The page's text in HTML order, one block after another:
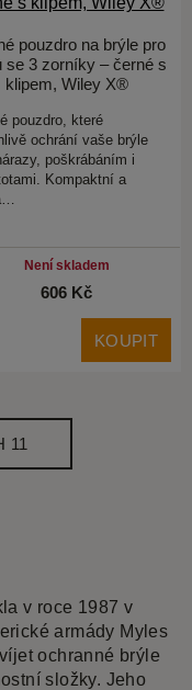
pouzdro na brýle pro
se 3 zorníky – černé s
klipem, Wiley X®
pouzdro, které
ochrání vaše brýle
poškrábáním i
Kompaktní a
Není skladem
606 Kč
KOUPIT
11
v roce 1987 v
armády Myles
ochranné brýle
složky. Jeho